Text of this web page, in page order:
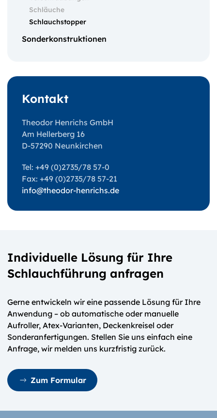
Schläuche
Schlauchstopper
Sonderkonstruktionen
Kontakt
Theodor Henrichs GmbH
Am Hellerberg 16
D-57290 Neunkirchen
Tel: +49 (0)2735/78 57-0
Fax: +49 (0)2735/78 57-21
info@theodor-henrichs.de
Individuelle Lösung für Ihre
Schlauchführung anfragen
Gerne entwickeln wir eine passende Lösung für Ihre
Anwendung – ob automatische oder manuelle
Aufroller, Atex-Varianten, Deckenkreisel oder
Sonderanfertigungen. Stellen Sie uns einfach eine
Anfrage, wir melden uns kurzfristig zurück.
Zum Formular